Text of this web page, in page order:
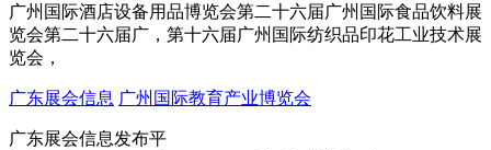
广州国际酒店设备用品博览会第二十六届广州国际食品饮料展
览会第二十六届广，第十六届广州国际纺织品印花工业技术展
览会，
广东展会信息 广州国际教育产业博览会
广东展会信息发布平